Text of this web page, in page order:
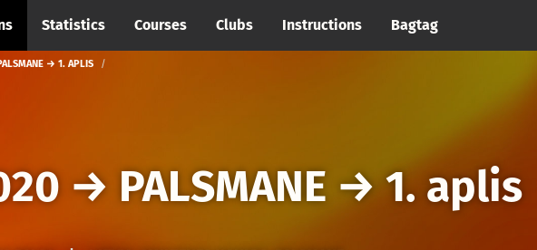
Statistics Courses Clubs Instructions Bagtag
→ 1. APLIS
→ PALSMANE →1. aplis